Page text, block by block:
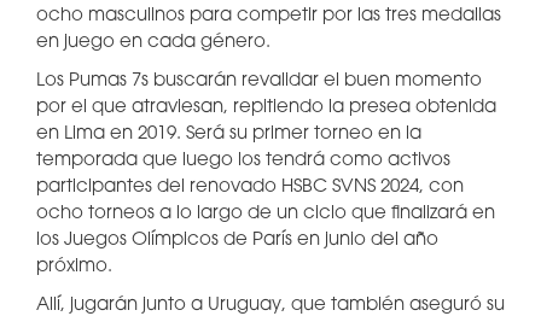
ocho masculinos para competir por las tres medallas
en juego en cada género.
Los Pumas 7s buscarán revalidar el buen momento
por el que atraviesan, repitiendo la presea obtenida
en Lima en 2019. Será su primer torneo en la
temporada que luego los tendrá como activos
participantes del renovado HSBC SVNS 2024, con
ocho torneos a lo largo de un ciclo que finalizará en
los Juegos Olímpicos de París en junio del año
próximo.
Allí, jugarán junto a Uruguay, que también aseguró su